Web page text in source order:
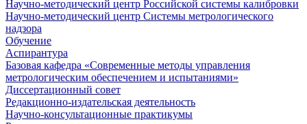
Научно-методический центр Российской системы калибровки
Научно-методический центр Системы метрологического
надзора
Обучение
Аспирантура
Базовая кафедра «Современные методы управления
метрологическим обеспечением и испытаниями»
Диссертационный совет
Редакционно-издательская деятельность
Научно-консультационные практикумы